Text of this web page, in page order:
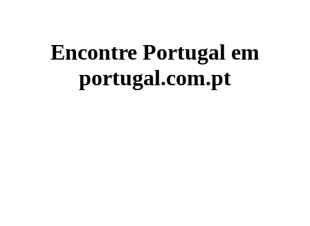
Encontre Portugal em
portugal.com.pt